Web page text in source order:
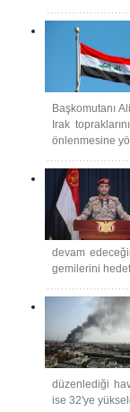
Başkomutanı
Irak
önlenmesine
devam
gemilerini
düzenlediği
ise 32'ye